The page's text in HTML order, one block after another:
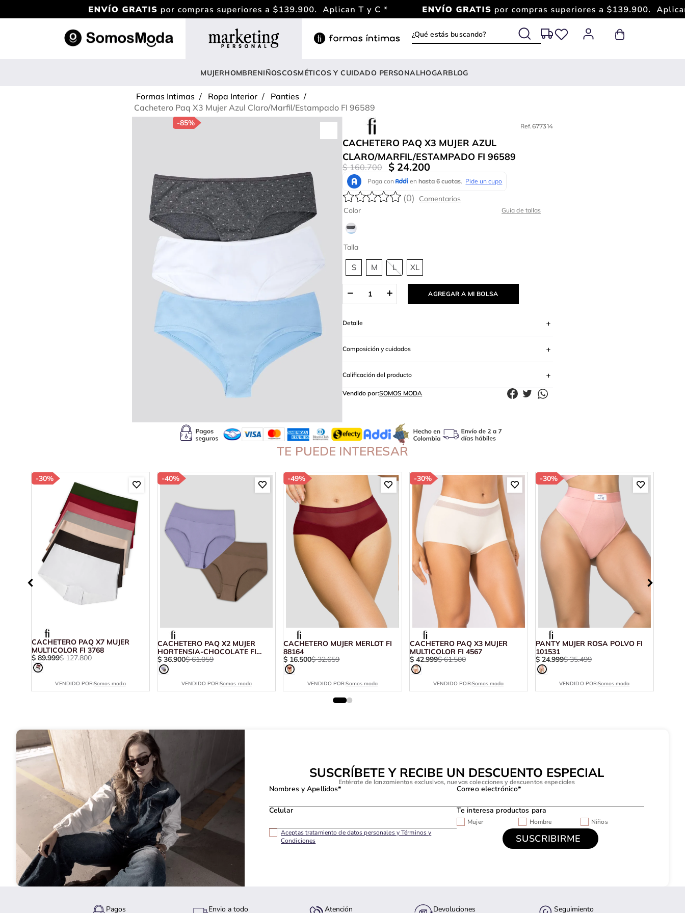
¿Qué estás buscando?
MUJERHOMBRENIÑOSCOSMÉTICOS Y CUIDADO PERSONALHOGARBLOG
Formas Intimas Ropa Interior
Panties
Cachetero Paq X3 Mujer Azul Claro/Marfil/Estampado FI 96589
-85% Ref.677314
CACHETERO PAQ X3 MUJER AZUL
CLARO/MARFIL/ESTAMPADO FI 96589
$ 160.700 $ 24.200
(0)
Talla
S M L XL
Color Guia de tallas
AGREGAR A MI BOLSA
Detalle
Composición y cuidados
Calificación del producto
Vendido por:SOMOS MODA
TE PUEDE INTERESAR
-30%
CACHETERO PAQ X7 MUJER
MULTICOLOR FI 3768
$ 89.999$ 127.800
VENDIDO POR:Somos moda
-40%
CACHETERO PAQ X2 MUJER
HORTENSIA-CHOCOLATE FI
69007
$ 36.900$ 61.059
VENDIDO POR:Somos moda
-49%
CACHETERO MUJER MERLOT FI
88164
$ 16.500$ 32.659
VENDIDO POR:Somos moda
-30%
CACHETERO PAQ X3 MUJER
MULTICOLOR FI 4567
$ 42.999$ 61.500
VENDIDO POR:Somos moda
-30%
PANTY MUJER ROSA POLVO FI
101531
$ 24.999$ 35.499
VENDIDO POR:Somos moda
SUSCRÍBETE Y RECIBE UN DESCUENTO ESPECIAL
Entérate de lanzamientos exclusivos, nuevas colecciones y descuentos especiales
Nombres y Apellidos* Correo electrónico*
Celular Te interesa productos para
Mujer Hombre
Niños
Aceptas tratamiento de datos personales y Términos y
Condiciones
Pagos Envio a todo Atención Devoluciones Seguimiento
1.
body
3.
brasier
7.
short
8.
conjunto
9.
panties
10. camibuzo